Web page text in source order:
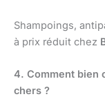
Shampoings,
à prix réduit chez
4. Comment bien
chers ?